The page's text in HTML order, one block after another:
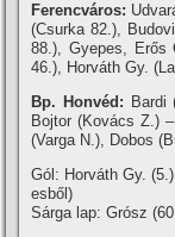
Ferencváros:
(Csurka 82.),
88.), Gyepes, Erős
46.), Horváth Gy.
Bp. Honvéd: Bardi
Bojtor (Kovács Z.)
(Varga N.), Dobos
Gól: Horváth Gy.
esből)
Sárga lap: Grósz